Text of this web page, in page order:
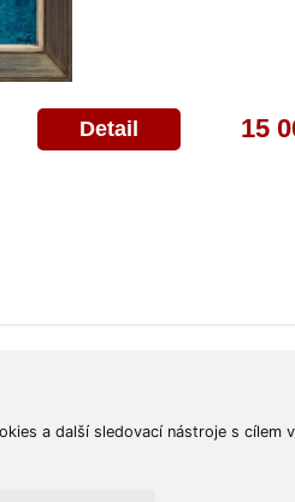
a další sledovací nástroje s
Detail 15